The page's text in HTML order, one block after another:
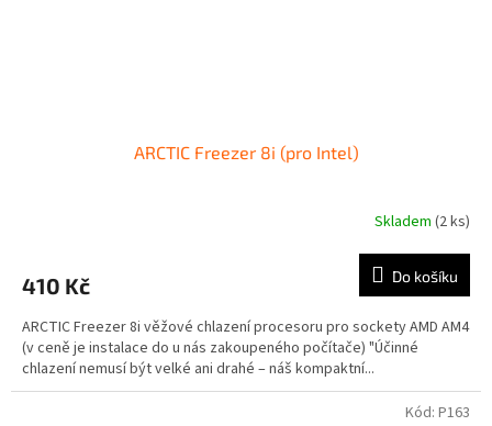
ARCTIC Freezer 8i (pro Intel)
Skladem (2 ks)
410 Kč Do košíku
ARCTIC Freezer 8i věžové chlazení procesoru pro sockety AMD AM4
(v ceně je instalace do u nás zakoupeného počítače) "Účinné
chlazení nemusí být velké ani drahé – náš kompaktní...
Kód: P163